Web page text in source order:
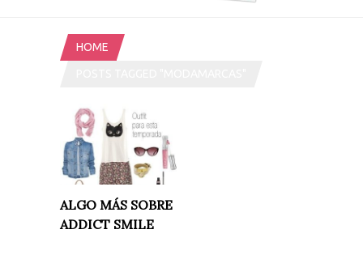
HOME
ALGO MÁS SOBRE
ADDICT SMILE